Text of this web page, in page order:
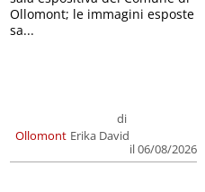
Ollomont
di
Erika David
il 06/08/2026
Ollomont; le immagini esposte
sa...